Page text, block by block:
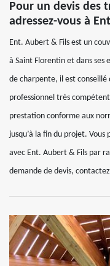
Pour un devis des
adressez-vous à
Ent. Aubert & Fils est un
à Saint Florentin et dans ses
de charpente, il est conseillé
professionnel très
prestation conforme aux
jusqu’à la fin du projet.
avec Ent. Aubert & Fils par
demande de devis,